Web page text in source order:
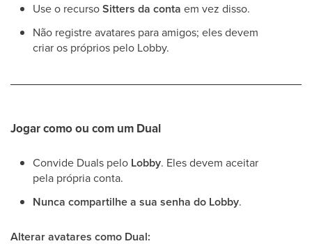
Use o recursoSitters da conta em vez disso.
Não registre avatares para amigos; eles devem
criar os próprios pelo Lobby.
Jogar como ou com um Dual
Convide Duals pelo Lobby. Eles devem aceitar
pela própria conta.
Nunca compartilhe a sua senha do Lobby.
Alterar avatares como Dual: